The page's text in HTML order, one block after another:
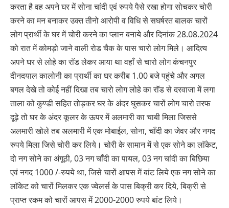
करता है वह अपने घर में सोना चांदी एवं रुपये पैसे रखा होगा सोचकर चोरी
करने का मन बनाकर उक्त तीनो आरोपी व विधि से सघर्षरत बालक चारों
लोग प्रार्थी के घर में चोरी करने का प्लान बनाये और दिनांक 28.08.2024
को रात में कोमड़ो जाने वाली रोड चैक के पास चारो लोग मिले। आदित्य
अपने घर से लोहे का राॅड लेकर आया था वहाँ से चारो लोग कंचनपुर
दीनदयाल कालोनी का प्रार्थी का घर करीब 1.00 बजे पहुंचे और अगल
बगल देखे तो कोई नहीं दिखा तब चारो लोग लोहे का राॅड से दरवाजा में लगा
ताला को कुण्डी सहित तोड़कर घर के अंदर घुसकर चारों लोग चारो तरफ
दूढ़े तो घर के अंदर कूलर के ऊपर में अलमारी का चाबी मिला जिससे
अलमारी खोले तब अलमारी में एक मोबाईल, सोना, चाँदी का जेवर और नगद
रुपये मिला जिसे चोरी कर लिये। चोरी के सामान में से एक सोने का लाॅकेट,
दो नग सोने का अंगूठी, 03 नग चाँदी का पायल, 03 नग चांदी का बिछिया
एवं नगद 1000 /-रुपये था, जिसे चारों आपस में बांट लिये एक नग सोने का
लाॅकेट को चारों मिलकर एक ज्वेलर्स के पास बिक्री कर दिये, बिक्री से
प्राप्त रकम को चारों आपस में 2000-2000 रुपये बांट लिये।